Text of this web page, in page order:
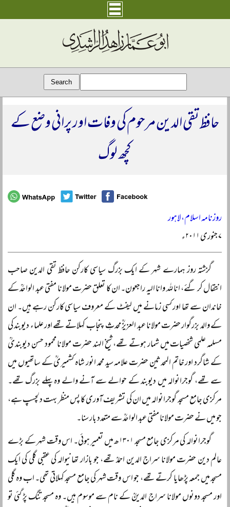
حافظ تقی الدین مرحوم کی وفات اور پرانی وضع کے
کچھ لوگ
روزنامہ اسلام، لاہور
۷ جنوری ۲۰۱۱ء
گزشتہ روز ہمارے شہر کے ایک بزرگ سیاسی کارکن حافظ تقی الدین صاحب
انتقال کر گئے، انا للہ وانا الیہ راجعون۔ ان کا تعلق حضرت مولانا مفتی عبد الواحدؒ کے
خاندان سے تھا اور کسی زمانے میں لیفٹ کے معروف سیاسی کارکن رہے ہیں۔ ان
کے والد بزرگوار حضرت مولانا عبد العزیزؒ محدثِ پنجاب کہلاتے تھے اور علماء دیوبند کی
مسلمہ علمی شخصیات میں شمار ہوتے تھے، شیخ الہند حضرت مولانا محمود حسن دیوبندیؒ
کے شاگرد اور خاتم المحدثین حضرت علامہ سید محمد انور شاہ کشمیریؒ کے ساتھیوں میں
سے تھے، گوجرانوالہ میں دیوبند کے حوالے سے آنے والے وہ پہلے بزرگ تھے۔
مرکزی جامع مسجد گوجرانوالہ میں ان کی تشریف آوری کا پس منظر بہت دلچسپ ہے،
جو میں نے حضرت مولانا مفتی عبد الواحدؒ سے متعدد بار سنا۔
گوجرانوالہ کی مرکزی جامع مسجد ۱۳۰۱ھ میں تعمیر ہوئی۔ اس وقت شہر کے بڑے
عالم دین حضرت مولانا سراج الدین احمدؒ تھے، جو بازار تھانیوالہ کی عقبی گلی کی ایک
مسجد میں جمعہ پڑھایا کرتے تھے، جو اس وقت شہر کی جامع مسجد کہلاتی تھی۔ اب وہ گلی
اور مسجد دونوں مولانا سراج الدینؒ کے نام سے موسوم ہیں۔ وہ مسجد تنگ پڑ گئی تو